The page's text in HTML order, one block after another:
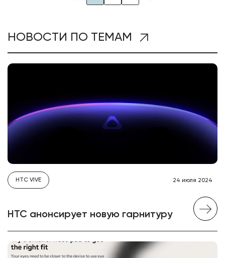
НОВОСТИ ПО ТЕМАМ
HTC VIVE 24 июля 2024
HTC анонсирует новую гарнитуру